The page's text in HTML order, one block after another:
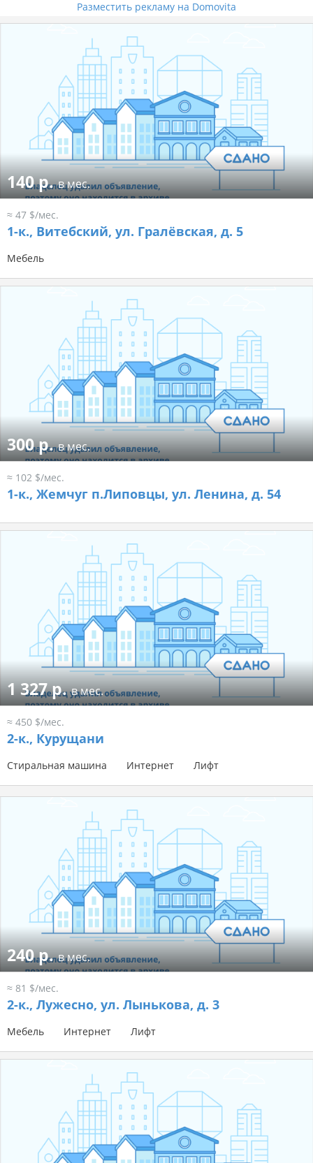
Разместить рекламу на Domovita
140 р.в мес.
≈ 47 $/мес.
1-к., Витебский, ул. Гралёвская, д. 5
Мебель
300 р.в мес.
≈ 102 $/мес.
1-к., Жемчуг п.Липовцы, ул. Ленина, д. 54
1 327 р.в мес.
≈ 450 $/мес.
2-к., Курущани
Стиральная машина Интернет Лифт
240 р.в мес.
≈ 81 $/мес.
2-к., Лужесно, ул. Лынькова, д. 3
Мебель Интернет Лифт